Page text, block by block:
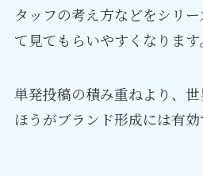
タッフの考え方などをシリ
て見てもらいやすくなります。
単発投稿の積み重ねより、
ほうがブランド形成には有効